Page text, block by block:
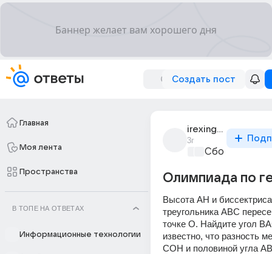
Создать пост
Главная
Моя лента
Пространства
В ТОПЕ НА ОТВЕТАХ
Информационные технологии
irexing_ayn
3г
Сборная
Олимпиада по
Высота AH и
треугольника ABC
точке O. Найдите угол
известно, что разность
COH и половиной угла